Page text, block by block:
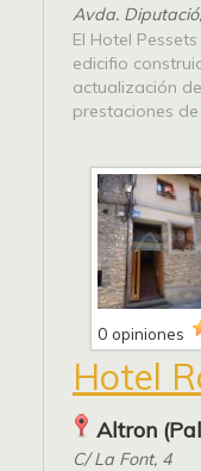
Avda.
El Hotel
edicifio
actualización
prestaciones de
0 opiniones
Hotel
Altron
C/ La Font, 4